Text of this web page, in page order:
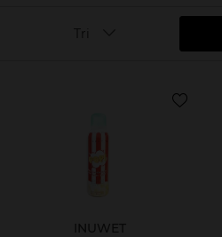
Tri
INUWET